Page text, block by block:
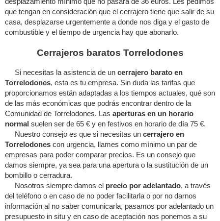
que tengan en consideración que el cerrajero tiene que salir de su
casa, desplazarse urgentemente a donde nos diga y el gasto de
combustible y el tiempo de urgencia hay que abonarlo.
Cerrajeros baratos Torrelodones
Si necesitas la asistencia de un cerrajero barato en
Torrelodones, esta es tu empresa. Sin duda las tarifas que
proporcionamos están adaptadas a los tiempos actuales, qué son
de las más económicas que podrás encontrar dentro de la
Comunidad de Torrelodones. Las aperturas en un horario
normal suelen ser de 65 € y en festivos en horario de día 75 €.
Nuestro consejo es que si necesitas un cerrajero en
Torrelodones con urgencia, llames como mínimo un par de
empresas para poder comparar precios. Es un consejo que
damos siempre, ya sea para una apertura o la sustitución de un
bombillo o cerradura.
Nosotros siempre damos el precio por adelantado, a través
del teléfono o en caso de no poder facilitarla o por no darnos
información al no saber comunicarla, pasamos por adelantado un
presupuesto in situ y en caso de aceptación nos ponemos a su